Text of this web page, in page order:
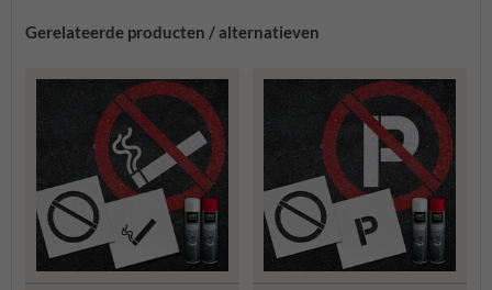
Gerelateerde producten / alternatieven